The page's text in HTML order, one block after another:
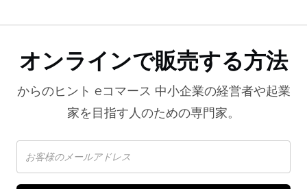
オンラインで販売する方法
からのヒント eコマース 中小企業の経営者や起業
家を目指す人のための専門家。